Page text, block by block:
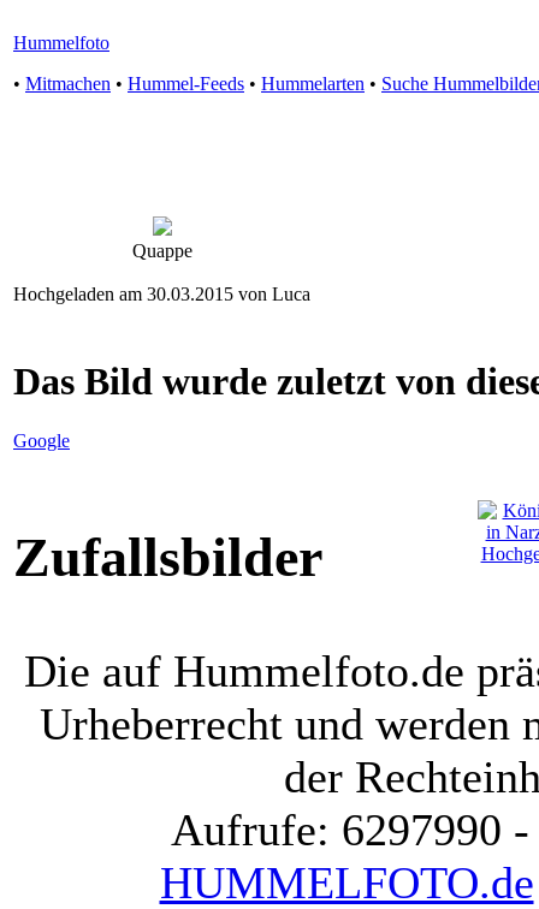
Hummelfoto
• Mitmachen • Hummel-Feeds • Hummelarten • Suche
Quappe
Hochgeladen am 30.03.2015 von Luca
Das Bild wurde zuletzt von
Google
Zufallsbilder
Die auf Hummelfoto.de
Urheberrecht und werden
der
Aufrufe: 6297990
HUMMELFOTO.de